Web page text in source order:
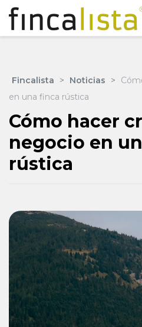
Fincalista > Noticias >
en una finca rústica
Cómo hacer
negocio en
rústica